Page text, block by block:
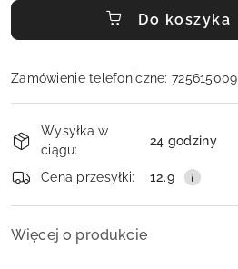
Do koszyka
Zamówienie telefoniczne: 725615009
i
dostawa
Wysyłka w
ciągu:
24 godziny
Cena przesyłki: 12.9
Więcej o produkcie